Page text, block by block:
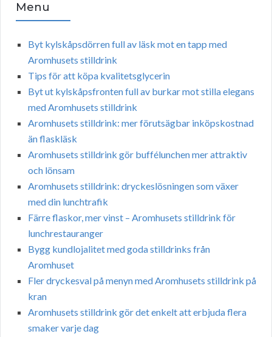
Menu
Byt kylskåpsdörren full av läsk mot en tapp med
Aromhusets stilldrink
Tips för att köpa kvalitetsglycerin
Byt ut kylskåpsfronten full av burkar mot stilla elegans
med Aromhusets stilldrink
Aromhusets stilldrink: mer förutsägbar inköpskostnad
än flaskläsk
Aromhusets stilldrink gör buffélunchen mer attraktiv
och lönsam
Aromhusets stilldrink: dryckeslösningen som växer
med din lunchtrafik
Färre flaskor, mer vinst – Aromhusets stilldrink för
lunchrestauranger
Bygg kundlojalitet med goda stilldrinks från
Aromhuset
Fler dryckesval på menyn med Aromhusets stilldrink på
kran
Aromhusets stilldrink gör det enkelt att erbjuda flera
smaker varje dag